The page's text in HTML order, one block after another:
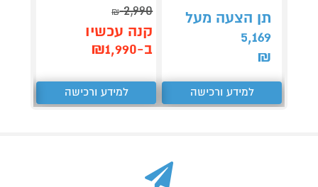
תן הצעה מעל
5,169
₪
למידע ורכישה
2,990
₪
קנה עכשיו
ב-₪1,990
למידע ורכישה